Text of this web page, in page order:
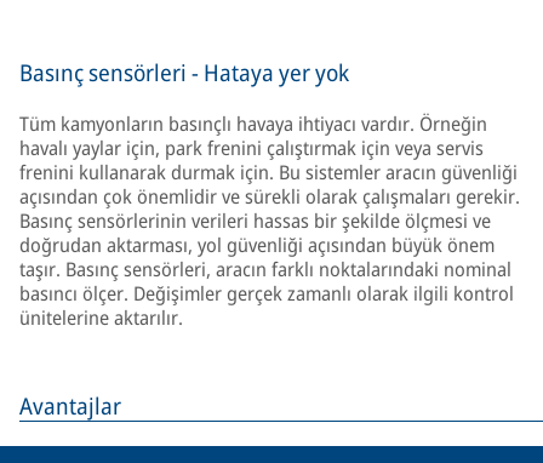
Basınç sensörleri - Hataya yer yok
Tüm kamyonların basınçlı havaya ihtiyacı vardır. Örneğin
havalı yaylar için, park frenini çalıştırmak için veya servis
frenini kullanarak durmak için. Bu sistemler aracın güvenliği
açısından çok önemlidir ve sürekli olarak çalışmaları gerekir.
Basınç sensörlerinin verileri hassas bir şekilde ölçmesi ve
doğrudan aktarması, yol güvenliği açısından büyük önem
taşır. Basınç sensörleri, aracın farklı noktalarındaki nominal
basıncı ölçer. Değişimler gerçek zamanlı olarak ilgili kontrol
ünitelerine aktarılır.
Avantajlar